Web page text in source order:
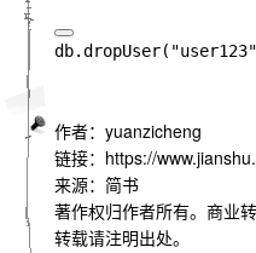
作者：yuanzicheng
链接：https://
来源：简书
著作权归作者所有。商业
转载请注明出处。